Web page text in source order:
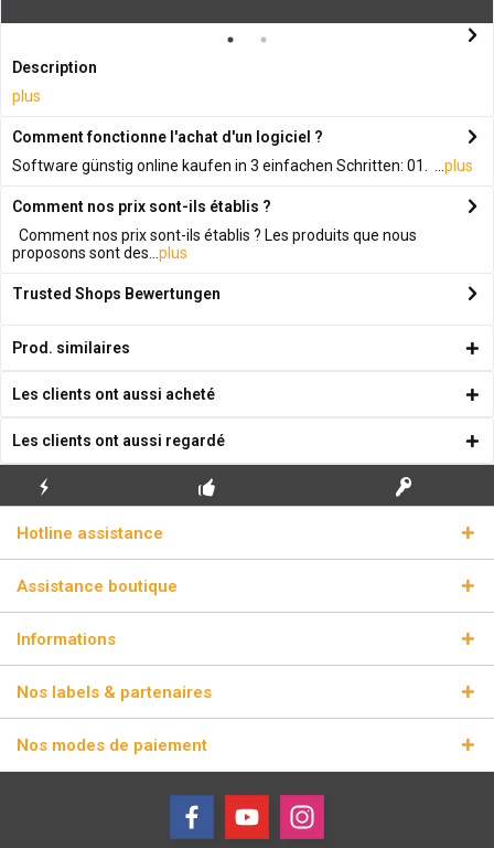
Description
plus
Comment fonctionne l'achat d'un logiciel ?
Software günstig online kaufen in 3 einfachen Schritten: 01. ... plus
Comment nos prix sont-ils établis ?
Comment nos prix sont-ils établis ? Les produits que nous
proposons sont des... plus
Trusted Shops Bewertungen
Prod. similaires
Les clients ont aussi acheté
Les clients ont aussi regardé
ÉCLAIR
Hotline assistance
Assistance boutique
Informations
Nos labels & partenaires
Nos modes de paiement